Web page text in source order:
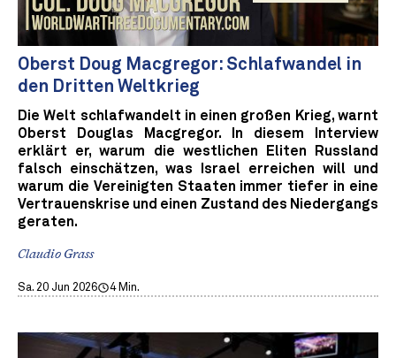
Oberst Doug Macgregor: Schlafwandel in
den Dritten Weltkrieg
Die Welt schlafwandelt in einen großen Krieg, warnt
Oberst Douglas Macgregor. In diesem Interview
erklärt er, warum die westlichen Eliten Russland
falsch einschätzen, was Israel erreichen will und
warum die Vereinigten Staaten immer tiefer in eine
Vertrauenskrise und einen Zustand des Niedergangs
geraten.
Claudio Grass
Sa. 20 Jun 2026 4 Min.